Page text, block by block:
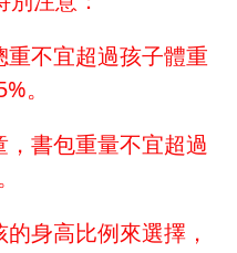
不宜超過孩子體重
。
書包重量不宜超過
身高比例來選擇，